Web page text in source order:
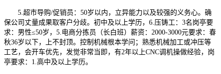
5.超市导购/促销员：50岁以内，立异能力以及较强的义务心。确
保公司丈量成果取客户分歧。初中及以上学历，6.压铸工：3名岗亭要
求：男性≤50岁，5.电商分拣员（长白班）薪资：2000-3000元要求：春
秋36岁以下，上不封顶。控制机械根本学问；熟悉机械加工或冲压等
工艺，会开车优先，发觉非常当即，有2年以上CNC调机操做经验，岗
亭要求：1.高中及以上学历。